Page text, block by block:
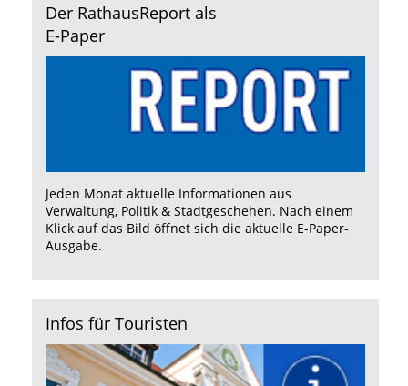
Der RathausReport als
E-Paper
Jeden Monat aktuelle Informationen aus
Verwaltung, Politik & Stadtgeschehen. Nach einem
Klick auf das Bild öffnet sich die aktuelle E-Paper-
Ausgabe.
Infos für Touristen